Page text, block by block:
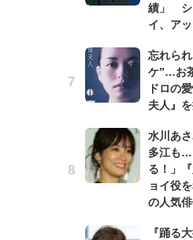
績」 シ
イ、ア
忘れら
ケ”…お
ドロの
夫人』
水川あ
多江も…
る！」
ョイ役
の人気
『踊る